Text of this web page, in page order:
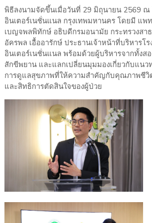
พิธีลงนามจัดขึ้นเมื่อวันที่ 29 มิถุนายน 2569 ณ
อินเตอร์เนชั่นแนล กรุงเทพมหานคร โดยมี แ
เบญจพลพิทักษ์ อธิบดีกรมอนามัย กระทรวงสา
อัครพล เอื้ออารักษ์ ประธานเจ้าหน้าที่บริหารโร
อินเตอร์เนชั่นแนล พร้อมด้วยผู้บริหารจากทั้งส
สักขีพยาน และแลกเปลี่ยนมุมมองเกี่ยวกับแน
การดูแลสุขภาพที่ให้ความสำคัญกับคุณภาพชีวิ
และสิทธิการตัดสินใจของผู้ป่วย